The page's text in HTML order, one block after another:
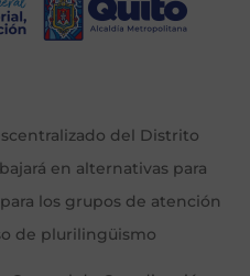
del Distrito
en alternativas para
los grupos de atención
de plurilingüismo